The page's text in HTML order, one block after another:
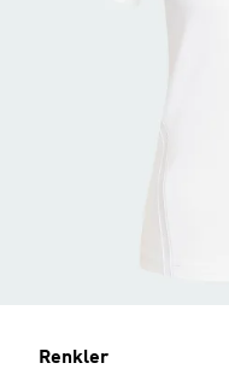
Renkler